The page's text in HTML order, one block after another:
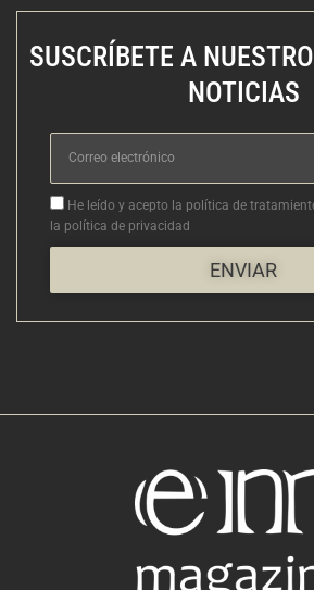
SUSCRÍBETE A
NOTICIAS
electrónico
Aceptacion
He leído y acepto la política de
la política de privacidad
ENVIAR